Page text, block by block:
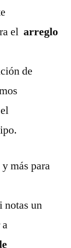
el arreglo
de
más para
notas un